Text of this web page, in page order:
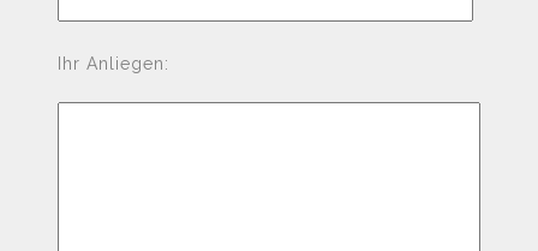
Ihr Anliegen: